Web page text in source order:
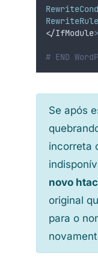
RewriteCond
RewriteRule
</IfModule>
# END
Se após
incorreta
novo
original
para o